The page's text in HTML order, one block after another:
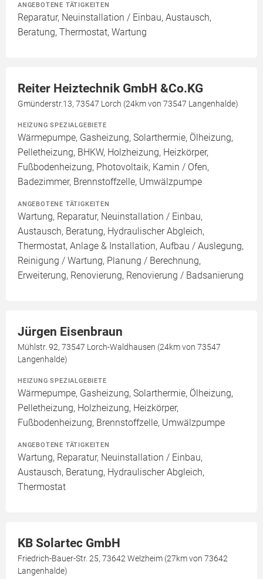
ANGEBOTENE TÄTIGKEITEN
Reparatur, Neuinstallation / Einbau, Austausch,
Beratung, Thermostat, Wartung
Reiter Heiztechnik GmbH &Co.KG
Gmünderstr.13, 73547 Lorch (24km von 73547 Langenhalde)
HEIZUNG SPEZIALGEBIETE
Wärmepumpe, Gasheizung, Solarthermie, Ölheizung,
Pelletheizung, BHKW, Holzheizung, Heizkörper,
Fußbodenheizung, Photovoltaik, Kamin / Ofen,
Badezimmer, Brennstoffzelle, Umwälzpumpe
ANGEBOTENE TÄTIGKEITEN
Wartung, Reparatur, Neuinstallation / Einbau,
Austausch, Beratung, Hydraulischer Abgleich,
Thermostat, Anlage & Installation, Aufbau / Auslegung,
Reinigung / Wartung, Planung / Berechnung,
Erweiterung, Renovierung, Renovierung / Badsanierung
Jürgen Eisenbraun
Mühlstr. 92, 73547 Lorch-Waldhausen (24km von 73547
Langenhalde)
HEIZUNG SPEZIALGEBIETE
Wärmepumpe, Gasheizung, Solarthermie, Ölheizung,
Pelletheizung, Holzheizung, Heizkörper,
Fußbodenheizung, Brennstoffzelle, Umwälzpumpe
ANGEBOTENE TÄTIGKEITEN
Wartung, Reparatur, Neuinstallation / Einbau,
Austausch, Beratung, Hydraulischer Abgleich,
Thermostat
KB Solartec GmbH
Friedrich-Bauer-Str. 25, 73642 Welzheim (27km von 73642
Langenhalde)